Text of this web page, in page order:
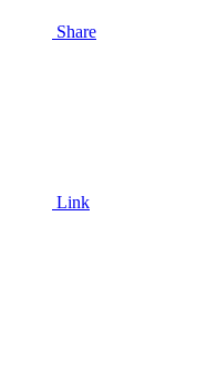
Share
Link